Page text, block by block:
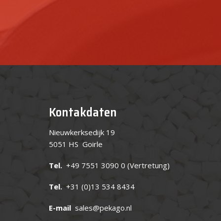
Kontakdaten
Nieuwkerksedijk 19
5051 HS Goirle
Tel.+49 7551 3090 0 (Vertretung)
Tel. +31 (0)13 534 8434
E-mail sales@pekago.nl